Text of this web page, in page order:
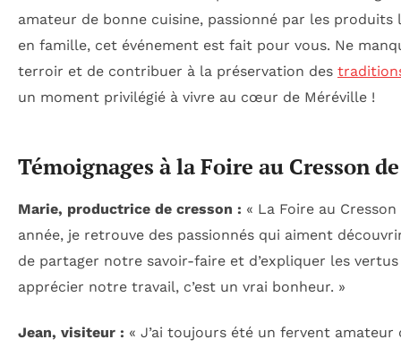
amateur de bonne cuisine, passionné par les
en famille, cet événement est fait pour vous. Ne
terroir et de contribuer à la préservation des
un moment privilégié à vivre au cœur de Méréville !
Témoignages à la Foire au Cresson
Marie, productrice de cresson : « La Foire au
année, je retrouve des passionnés qui aiment
de partager notre savoir-faire et d’expliquer les
apprécier notre travail, c’est un vrai bonheur. »
Jean, visiteur : « J’ai toujours été un fervent